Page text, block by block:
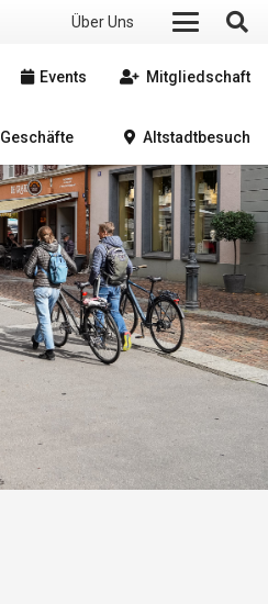
Über Uns
Events Mitgliedschaft
Geschäfte Altstadtbesuch